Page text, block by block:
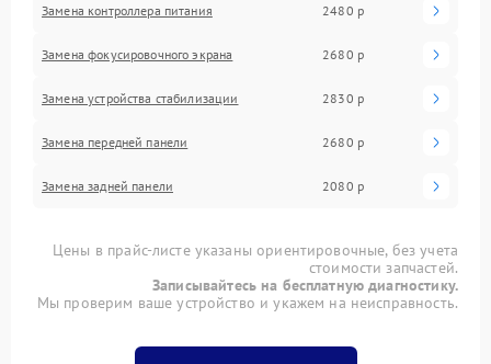
Замена контроллера питания 2480 р
Замена фокусировочного экрана 2680 р
Замена устройства стабилизации 2830 р
Замена передней панели 2680 р
Замена задней панели 2080 р
Цены в прайс-листе указаны ориентировочные, без учета
стоимости запчастей.
Записывайтесь на бесплатную диагностику.
Мы проверим ваше устройство и укажем на неисправность.